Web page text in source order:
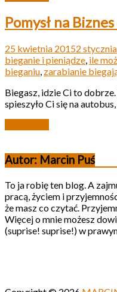
Pomysł na
25 kwietnia 20152
bieganie i pieniądze, ile
bieganiu, zarabianie
Biegasz, idzie Ci to
spieszyło Ci się na
Autor: Marcin Puś
To ja robię ten blog. A
pracą, życiem i
że masz co czytać.
Więcej o mnie możesz
(suprise! suprise!) w